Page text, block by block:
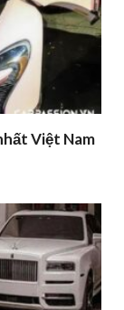
Việt Nam